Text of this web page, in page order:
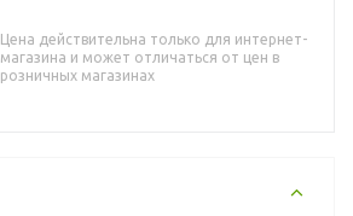
Цена действительна только для интернет-
магазина и может отличаться от цен в
розничных магазинах